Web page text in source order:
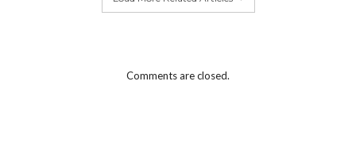
Comments are closed.